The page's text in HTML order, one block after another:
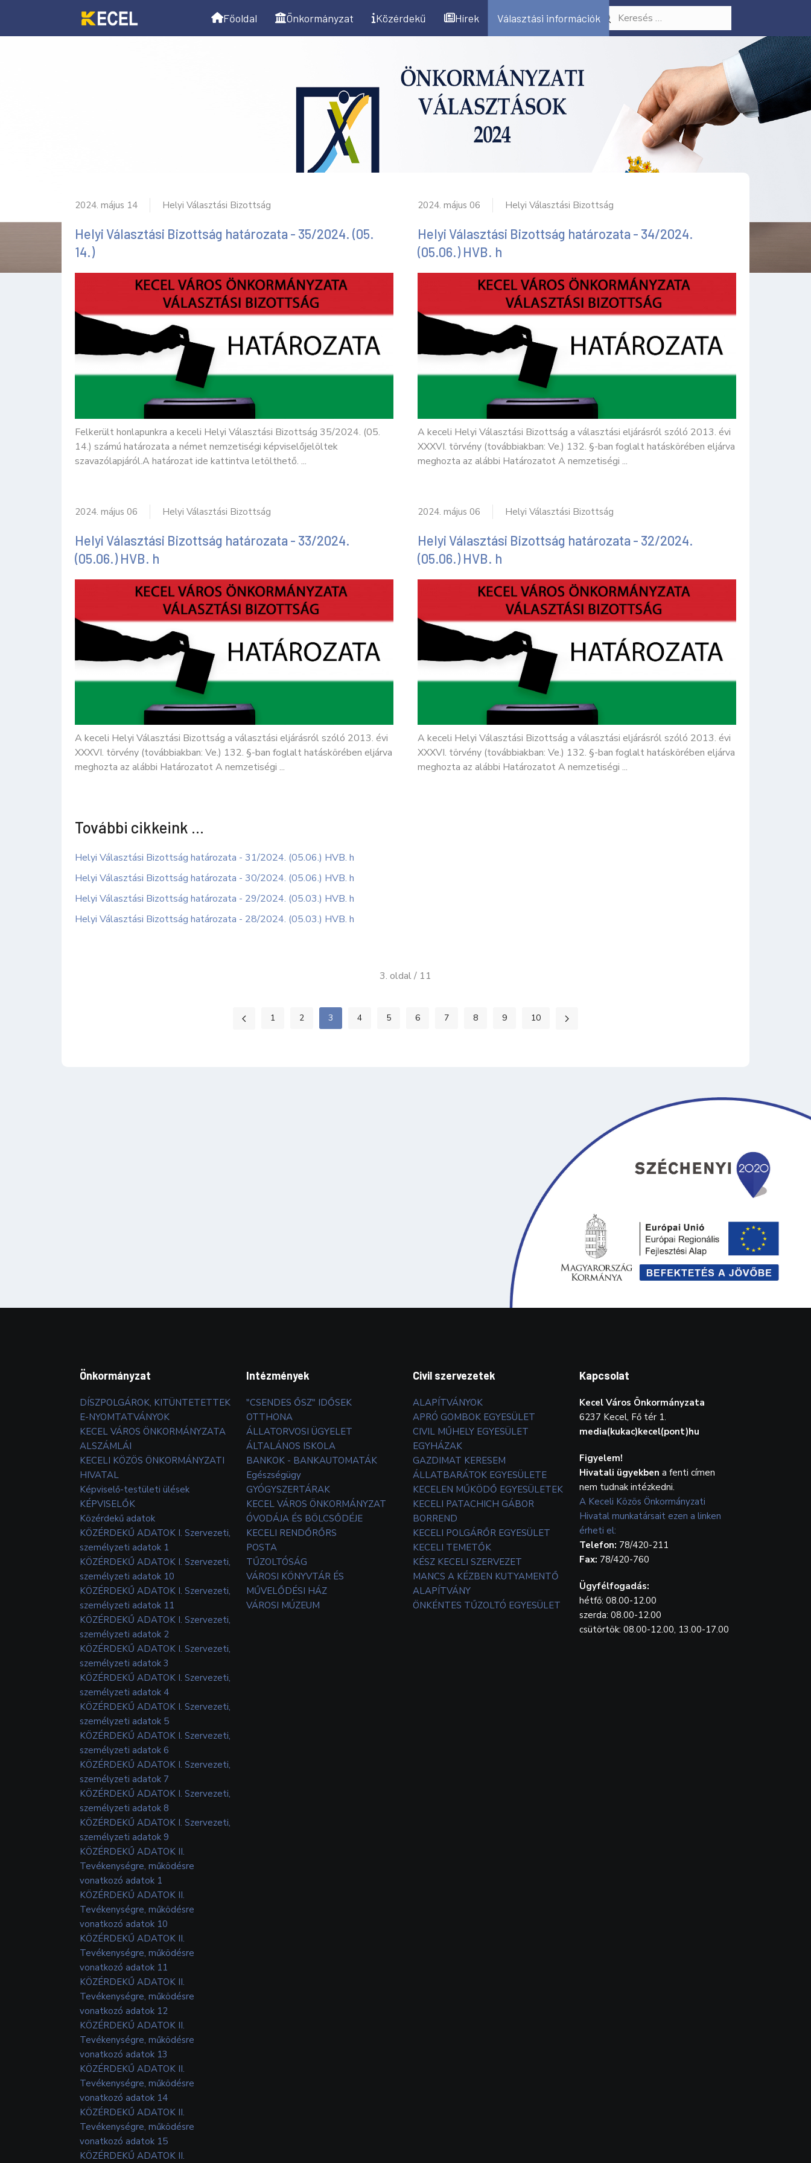
Főoldal Önkormányzat Közérdekű Hírek Választási információk
2024. május 14 Helyi Választási Bizottság
Helyi Választási Bizottság határozata - 35/2024. (05.
14.)
Felkerült honlapunkra a keceli Helyi Választási Bizottság 35/2024. (05.
14.) számú határozata a német nemzetiségi képviselőjelöltek
szavazólapjáról.A határozat ide kattintva letölthető. ...
2024. május 06 Helyi Választási Bizottság
Helyi Választási Bizottság határozata - 34/2024.
(05.06.) HVB. h
A keceli Helyi Választási Bizottság a választási eljárásról szóló 2013. évi
XXXVI. törvény (továbbiakban: Ve.) 132. §-ban foglalt hatáskörében eljárva
meghozta az alábbi Határozatot A nemzetiségi ...
2024. május 06 Helyi Választási Bizottság
Helyi Választási Bizottság határozata - 33/2024.
(05.06.) HVB. h
A keceli Helyi Választási Bizottság a választási eljárásról szóló 2013. évi
XXXVI. törvény (továbbiakban: Ve.) 132. §-ban foglalt hatáskörében eljárva
meghozta az alábbi Határozatot A nemzetiségi ...
2024. május 06 Helyi Választási Bizottság
Helyi Választási Bizottság határozata - 32/2024.
(05.06.) HVB. h
A keceli Helyi Választási Bizottság a választási eljárásról szóló 2013. évi
XXXVI. törvény (továbbiakban: Ve.) 132. §-ban foglalt hatáskörében eljárva
meghozta az alábbi Határozatot A nemzetiségi ...
További cikkeink …
Helyi Választási Bizottság határozata - 31/2024. (05.06.) HVB. h
Helyi Választási Bizottság határozata - 30/2024. (05.06.) HVB. h
Helyi Választási Bizottság határozata - 29/2024. (05.03.) HVB. h
Helyi Választási Bizottság határozata - 28/2024. (05.03.) HVB. h
3. oldal / 11
1 2 3 4 5 6 7 8 9 10
Önkormányzat
DÍSZPOLGÁROK, KITÜNTETETTEK
E-NYOMTATVÁNYOK
KECEL VÁROS ÖNKORMÁNYZATA
ALSZÁMLÁI
KECELI KÖZÖS ÖNKORMÁNYZATI
HIVATAL
Képviselő-testületi ülések
KÉPVISELŐK
Közérdekű adatok
KÖZÉRDEKŰ ADATOK I. Szervezeti,
személyzeti adatok 1
KÖZÉRDEKŰ ADATOK I. Szervezeti,
személyzeti adatok 10
KÖZÉRDEKŰ ADATOK I. Szervezeti,
személyzeti adatok 11
KÖZÉRDEKŰ ADATOK I. Szervezeti,
személyzeti adatok 2
KÖZÉRDEKŰ ADATOK I. Szervezeti,
személyzeti adatok 3
KÖZÉRDEKŰ ADATOK I. Szervezeti,
személyzeti adatok 4
KÖZÉRDEKŰ ADATOK I. Szervezeti,
személyzeti adatok 5
KÖZÉRDEKŰ ADATOK I. Szervezeti,
személyzeti adatok 6
KÖZÉRDEKŰ ADATOK I. Szervezeti,
személyzeti adatok 7
KÖZÉRDEKŰ ADATOK I. Szervezeti,
személyzeti adatok 8
KÖZÉRDEKŰ ADATOK I. Szervezeti,
személyzeti adatok 9
KÖZÉRDEKŰ ADATOK II.
Tevékenységre, működésre
vonatkozó adatok 1
KÖZÉRDEKŰ ADATOK II.
Tevékenységre, működésre
vonatkozó adatok 10
KÖZÉRDEKŰ ADATOK II.
Tevékenységre, működésre
vonatkozó adatok 11
KÖZÉRDEKŰ ADATOK II.
Tevékenységre, működésre
vonatkozó adatok 12
KÖZÉRDEKŰ ADATOK II.
Tevékenységre, működésre
vonatkozó adatok 13
KÖZÉRDEKŰ ADATOK II.
Tevékenységre, működésre
vonatkozó adatok 14
KÖZÉRDEKŰ ADATOK II.
Tevékenységre, működésre
vonatkozó adatok 15
KÖZÉRDEKŰ ADATOK II.
Intézmények
"CSENDES ŐSZ" IDŐSEK
OTTHONA
ÁLLATORVOSI ÜGYELET
ÁLTALÁNOS ISKOLA
BANKOK - BANKAUTOMATÁK
Egészségügy
GYÓGYSZERTÁRAK
KECEL VÁROS ÖNKORMÁNYZAT
ÓVODÁJA ÉS BÖLCSŐDÉJE
KECELI RENDŐRŐRS
POSTA
TŰZOLTÓSÁG
VÁROSI KÖNYVTÁR ÉS
MŰVELŐDÉSI HÁZ
VÁROSI MÚZEUM
Civil szervezetek
ALAPÍTVÁNYOK
APRÓ GOMBOK EGYESÜLET
CIVIL MŰHELY EGYESÜLET
EGYHÁZAK
GAZDIMAT KERESEM
ÁLLATBARÁTOK EGYESÜLETE
KECELEN MŰKÖDŐ EGYESÜLETEK
KECELI PATACHICH GÁBOR
BORREND
KECELI POLGÁRŐR EGYESÜLET
KECELI TEMETŐK
KÉSZ KECELI SZERVEZET
MANCS A KÉZBEN KUTYAMENTŐ
ALAPÍTVÁNY
ÖNKÉNTES TŰZOLTÓ EGYESÜLET
Kapcsolat
Kecel Város Önkormányzata
6237 Kecel, Fő tér 1.
media(kukac)kecel(pont)hu
Figyelem!
Hivatali ügyekben a fenti címen
nem tudnak intézkedni.
A Keceli Közös Önkormányzati
Hivatal munkatársait ezen a linken
érheti el:
Telefon: 78/420-211
Fax: 78/420-760
Ügyfélfogadás:
hétfő: 08.00-12.00
szerda: 08.00-12.00
csütörtök: 08.00-12.00, 13.00-17.00